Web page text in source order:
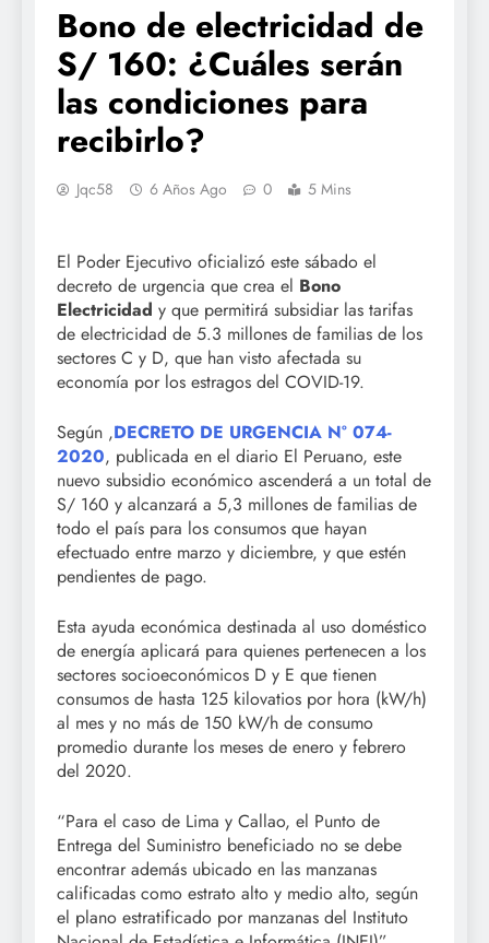
Bono de electricidad de
S/ 160: ¿Cuáles serán
las condiciones para
recibirlo?
Jqc58 6 Años Ago 0 5 Mins
El Poder Ejecutivo oficializó este sábado el
decreto de urgencia que crea el Bono
Electricidad y que permitirá subsidiar las tarifas
de electricidad de 5.3 millones de familias de los
sectores C y D, que han visto afectada su
economía por los estragos del COVID-19.
Según ,DECRETO DE URGENCIA N° 074-
2020, publicada en el diario El Peruano, este
nuevo subsidio económico ascenderá a un total de
S/ 160 y alcanzará a 5,3 millones de familias de
todo el país para los consumos que hayan
efectuado entre marzo y diciembre, y que estén
pendientes de pago.
Esta ayuda económica destinada al uso doméstico
de energía aplicará para quienes pertenecen a los
sectores socioeconómicos D y E que tienen
consumos de hasta 125 kilovatios por hora (kW/h)
al mes y no más de 150 kW/h de consumo
promedio durante los meses de enero y febrero
del 2020.
“Para el caso de Lima y Callao, el Punto de
Entrega del Suministro beneficiado no se debe
encontrar además ubicado en las manzanas
calificadas como estrato alto y medio alto, según
el plano estratificado por manzanas del Instituto